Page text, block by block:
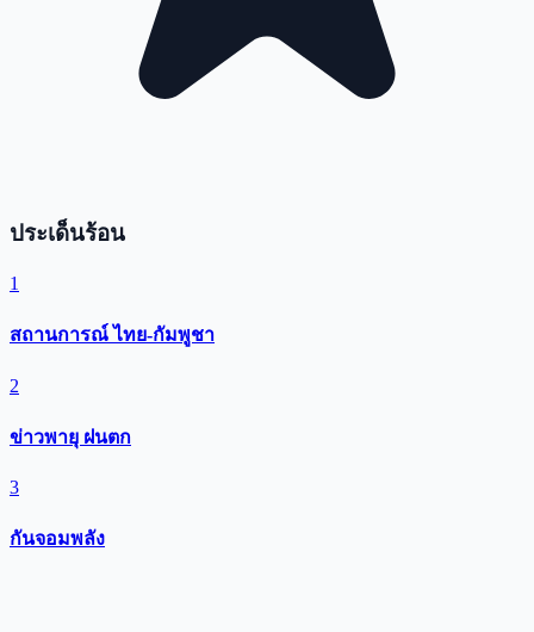
ประเด็นร้อน
1
สถานการณ์ ไทย-กัมพูชา
2
ข่าวพายุ ฝนตก
3
กันจอมพลัง